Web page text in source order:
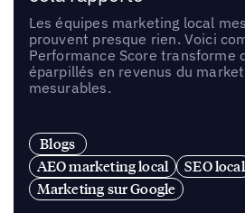
Les équipes marketing local
prouvent presque rien. Voici
Performance Score transforme
éparpillés en revenus du
mesurables.
Blogs
AEO marketing local
SEO local
Marketing sur Google